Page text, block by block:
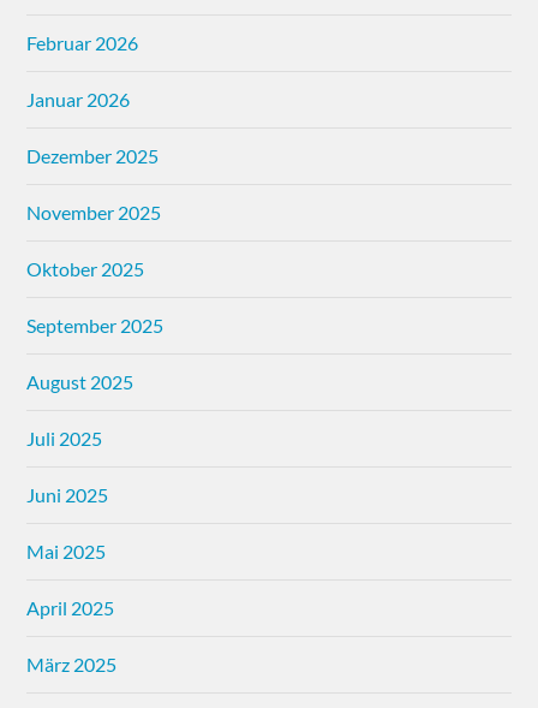
Februar 2026
Januar 2026
Dezember 2025
November 2025
Oktober 2025
September 2025
August 2025
Juli 2025
Juni 2025
Mai 2025
April 2025
März 2025